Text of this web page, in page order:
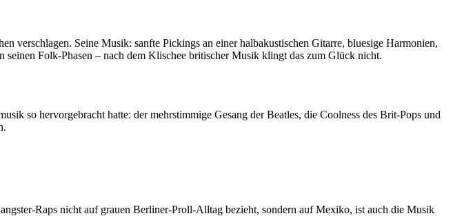
verschlagen. Seine Musik: sanfte Pickings an einer halbakustischen Gitarre, bluesige Harmonien,
Folk-Phasen – nach dem Klischee britischer Musik klingt das zum Glück nicht.
so hervorgebracht hatte: der mehrstimmige Gesang der Beatles, die Coolness des Brit-Pops und
Raps nicht auf grauen Berliner-Proll-Alltag bezieht, sondern auf Mexiko, ist auch die Musik